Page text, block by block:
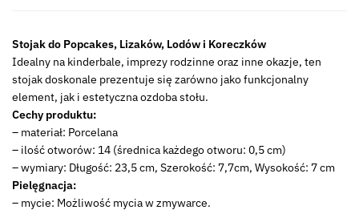
holder
23x8x7cm
24303872
II
Stojak do Popcakes, Lizaków, Lodów i Koreczków
Idealny na kinderbale, imprezy rodzinne oraz inne okazje, ten
stojak doskonale prezentuje się zarówno jako funkcjonalny
element, jak i estetyczna ozdoba stołu.
Cechy produktu:
– materiał: Porcelana
– ilość otworów: 14 (średnica każdego otworu: 0,5 cm)
– wymiary: Długość: 23,5 cm, Szerokość: 7,7cm, Wysokość: 7 cm
Pielęgnacja:
– mycie: Możliwość mycia w zmywarce.